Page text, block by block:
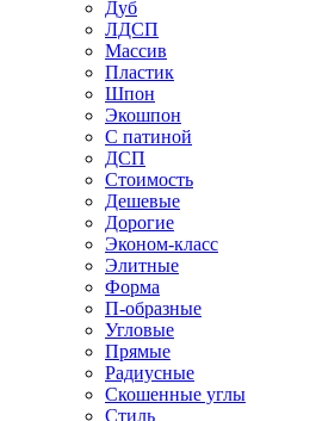
Дуб
ЛДСП
Массив
Пластик
Шпон
Экошпон
С патиной
ДСП
Стоимость
Дешевые
Дорогие
Эконом-класс
Элитные
Форма
П-образные
Угловые
Прямые
Радиусные
Скошенные углы
Стиль